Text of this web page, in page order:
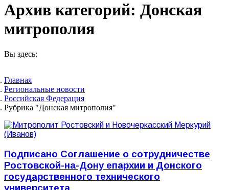
Архив категорий: Донская
митрополия
Вы здесь:
Главная
Pегиональные новости
Российская Федерация
Рубрика "Донская митрополия"
Подписано Соглашение о сотрудничестве
Ростовской-на-Дону епархии и Донского
государственного технического
университета